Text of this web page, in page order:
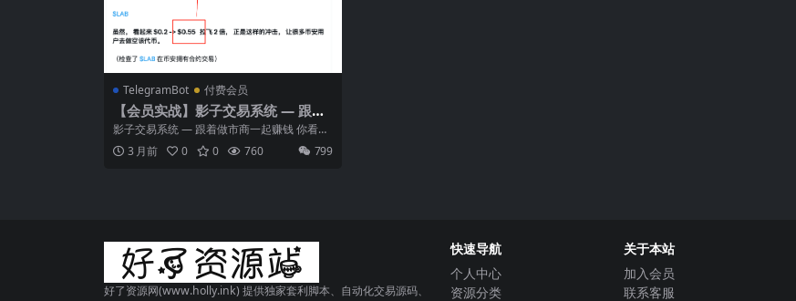
TelegramBot 付费会员
【会员实战】影子交易系统 — 跟着
做市商一起赚钱
影子交易系统 — 跟着做市商一起赚钱 你看到
的是涨跌，我们看到的是做市商的每一步...
3 月前 0 0 760 799
好了资源网(www.holly.ink) 提供独家套利脚本、自动化交易源码、
快速导航
个人中心
资源分类
关于本站
加入会员
联系客服